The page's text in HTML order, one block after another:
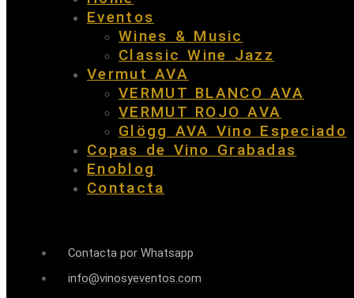
Eventos
Wines & Music
Classic Wine Jazz
Vermut AVA
VERMUT BLANCO AVA
VERMUT ROJO AVA
Glögg AVA Vino Especiado
Copas de Vino Grabadas
Enoblog
Contacta
Contacta por Whatsapp
info@vinosyeventos.com